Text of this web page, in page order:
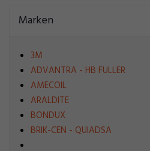
Marken
3M
ADVANTRA - HB FULLER
AMECOIL
ARALDITE
BONDUX
BRIK-CEN - QUIADSA